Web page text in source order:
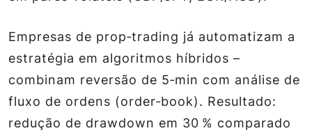
Empresas de prop‑trading já automatizam a
estratégia em algoritmos híbridos –
combinam reversão de 5‑min com análise de
fluxo de ordens (order‑book). Resultado:
redução de drawdown em 30 % comparado